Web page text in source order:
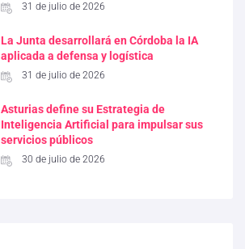
31 de julio de 2026
La Junta desarrollará en Córdoba la IA
aplicada a defensa y logística
31 de julio de 2026
Asturias define su Estrategia de
Inteligencia Artificial para impulsar sus
servicios públicos
30 de julio de 2026